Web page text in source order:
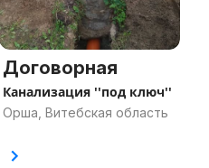
Договорная
Канализация ''под ключ''
Орша, Витебская область